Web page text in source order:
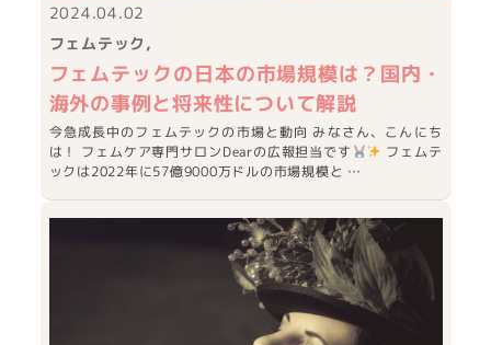
2024.04.02
フェムテック
フェムテックの日本の市場規模は？国内・
海外の事例と将来性について解説
今急成長中のフェムテックの市場と動向 みなさん、こんにち
は！ フェムケア専門サロンDearの広報担当です
フェムテ
ックは2022年に57億9000万ドルの市場規模と …